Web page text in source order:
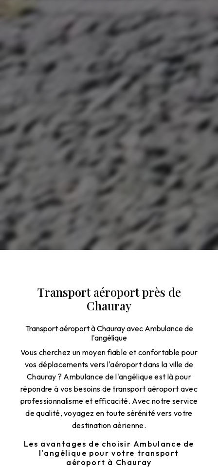
Transport aéroport près de
Chauray
Transport aéroport à Chauray avec Ambulance de
l'angélique
Vous cherchez un moyen fiable et confortable pour
vos déplacements vers l'aéroport dans la ville de
Chauray ? Ambulance de l'angélique est là pour
répondre à vos besoins de transport aéroport avec
professionnalisme et efficacité. Avec notre service
de qualité, voyagez en toute sérénité vers votre
destination aérienne.
Les avantages de choisir Ambulance de
l'angélique pour votre transport
aéroport à Chauray